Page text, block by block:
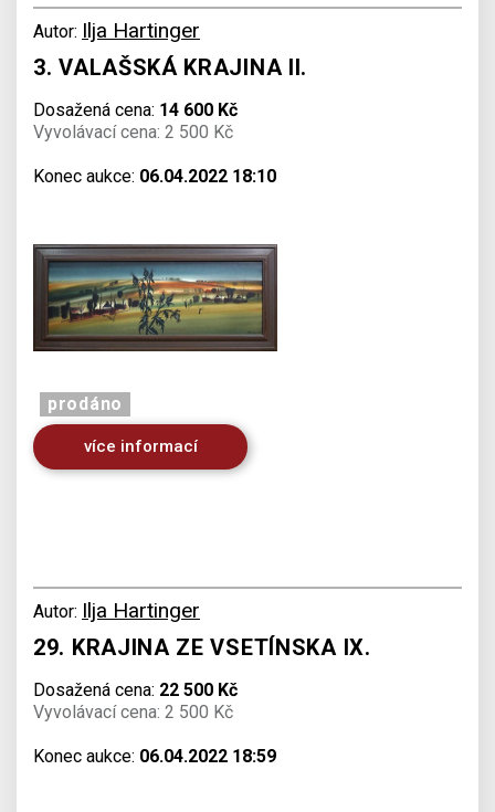
Autor: Ilja Hartinger
3. VALAŠSKÁ KRAJINA II.
Dosažená cena: 14 600 Kč
Vyvolávací cena: 2 500 Kč
Konec aukce: 06.04.2022 18:10
prodáno
více informací
Autor: Ilja Hartinger
29. KRAJINA ZE VSETÍNSKA IX.
Dosažená cena: 22 500 Kč
Vyvolávací cena: 2 500 Kč
Konec aukce: 06.04.2022 18:59